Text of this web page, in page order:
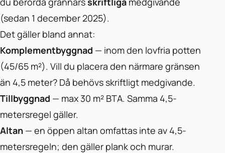
(sedan 1 december 2025).
Det gäller bland annat:
Komplementbyggnad — inom den lovfria potten
(45/65 m²). Vill du placera den närmare gränsen
än 4,5 meter? Då behövs skriftligt medgivande.
Tillbyggnad — max 30 m² BTA. Samma 4,5-
metersregel gäller.
Altan — en öppen altan omfattas inte av 4,5-
metersregeln; den gäller plank och murar.